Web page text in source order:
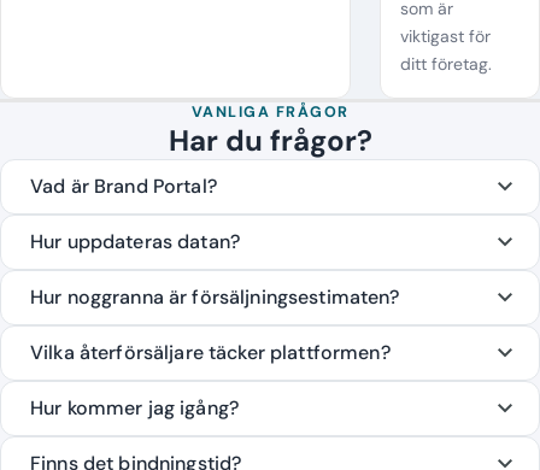
som är
viktigast för
ditt företag.
VANLIGA FRÅGOR
Har du frågor?
Vad är Brand Portal?
Hur uppdateras datan?
Hur noggranna är försäljningsestimaten?
Vilka återförsäljare täcker plattformen?
Hur kommer jag igång?
Finns det bindningstid?